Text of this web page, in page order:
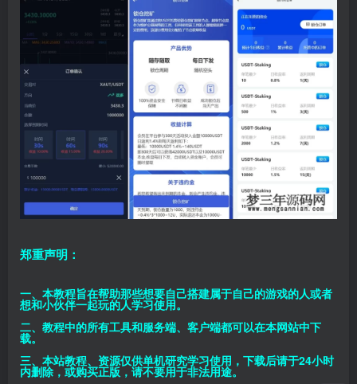
郑重声明：
一、本教程旨在帮助那些想要自己搭建属于自己的游戏的人或者
想和小伙伴一起玩的人学习使用。
二、教程中的所有工具和服务端、客户端都可以在本网站中下
载。
三、本站教程、资源仅供单机研究学习使用，下载后请于24小时
内删除，或购买正版，请不要用于非法用途。